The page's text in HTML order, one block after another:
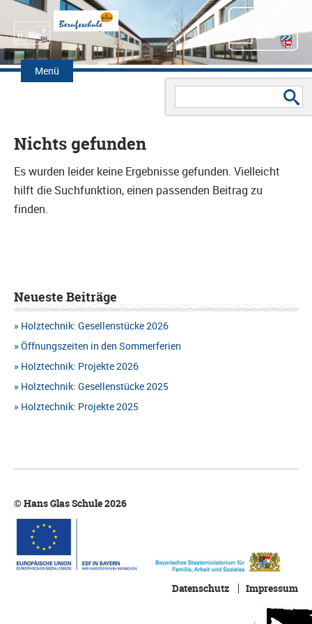
Menü
Zum
Inhalt
Search
Nichts gefunden
Es wurden leider keine Ergebnisse gefunden. Vielleicht
hilft die Suchfunktion, einen passenden Beitrag zu
finden.
nach:
Neueste Beiträge
Holztechnik: Gesellenstücke 2026
Öffnungszeiten in den Sommerferien
Holztechnik: Projekte 2026
Holztechnik: Gesellenstücke 2025
Holztechnik: Projekte 2025
© Hans Glas Schule 2026
Datenschutz Impressum